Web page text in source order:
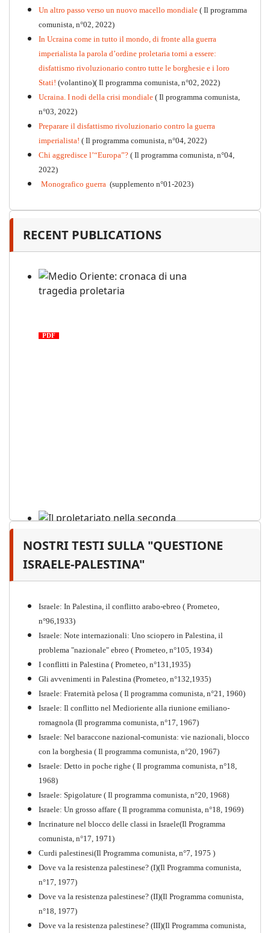
Kommunistisches Programm
PDF n°10 - 2026
Un altro passo verso un nuovo macello mondiale ( Il programma
comunista, n°02, 2022)
In Ucraina come in tutto il mondo, di fronte alla guerra
imperialista la parola d’ordine proletaria torni a essere:
disfattismo rivoluzionario contro tutte le borghesie e i loro
Stati! (volantino)( Il programma comunista, n°02, 2022)
Ucraina. I nodi della crisi mondiale ( Il programma comunista,
n°03, 2022)
Preparare il disfattismo rivoluzionario contro la guerra
imperialista! ( Il programma comunista, n°04, 2022)
Chi aggredisce l’“Europa”? ( Il programma comunista, n°04,
2022)
Monografico guerra (supplemento n°01-2023)
RECENT PUBLICATIONS
PDF
Il proletariato nella seconda
guerra mondiale e nella
Storia della Sinistra
Comunista V
NOSTRI TESTI SULLA "QUESTIONE
ISRAELE-PALESTINA"
Israele: In Palestina, il conflitto arabo-ebreo ( Prometeo,
n°96,1933)
Israele: Note internazionali: Uno sciopero in Palestina, il
problema "nazionale" ebreo ( Prometeo, n°105, 1934)
I conflitti in Palestina ( Prometeo, n°131,1935)
Gli avvenimenti in Palestina (Prometeo, n°132,1935)
Israele: Fraternità pelosa ( Il programma comunista, n°21, 1960)
Israele: Il conflitto nel Medioriente alla riunione emiliano-
romagnola (Il programma comunista, n°17, 1967)
Israele: Nel baraccone nazional-comunista: vie nazionali, blocco
con la borghesia ( Il programma comunista, n°20, 1967)
Israele: Detto in poche righe ( Il programma comunista, n°18,
1968)
Israele: Spigolature ( Il programma comunista, n°20, 1968)
Israele: Un grosso affare ( Il programma comunista, n°18, 1969)
Incrinature nel blocco delle classi in Israele(Il Programma
comunista, n°17, 1971)
Curdi palestinesi(Il Programma comunista, n°7, 1975 )
Dove va la resistenza palestinese? (I)(Il Programma comunista,
n°17, 1977)
Dove va la resistenza palestinese? (II)(Il Programma comunista,
n°18, 1977)
Dove va la resistenza palestinese? (III)(Il Programma comunista,